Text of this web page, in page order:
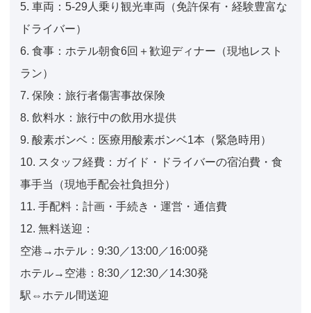
5. 車両：5-29人乗り観光車両（免許保有・経験豊富な
ドライバー）
6. 食事：ホテル朝食6回＋歓迎ディナー（現地レスト
ラン）
7. 保険：旅行者傷害事故保険
8. 飲料水：旅行中の飲用水提供
9. 酸素ボンベ：医療用酸素ボンベ1本（緊急時用）
10. スタッフ経費：ガイド・ドライバーの宿泊費・食
事手当（現地手配会社負担分）
11. 手配料：計画・手続き・運営・通信費
12. 無料送迎：
空港→ホテル：9:30／13:00／16:00発
ホテル→空港：8:30／12:30／14:30発
駅⇔ホテル間送迎